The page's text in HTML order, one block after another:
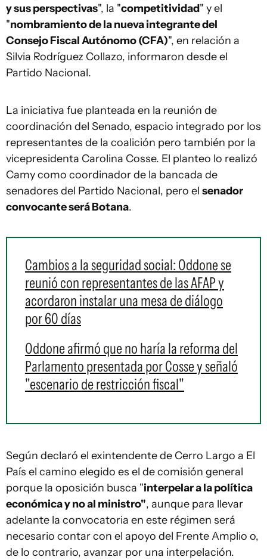
y sus perspectivas", la "competitividad" y el
"nombramiento de la nueva integrante del
Consejo Fiscal Autónomo (CFA)", en relación a
Silvia Rodríguez Collazo, informaron desde el
Partido Nacional.
La iniciativa fue planteada en la reunión de
coordinación del Senado, espacio integrado por los
representantes de la coalición pero también por la
vicepresidenta Carolina Cosse. El planteo lo realizó
Camy como coordinador de la bancada de
senadores del Partido Nacional, pero el senador
convocante será Botana.
Cambios a la seguridad social: Oddone se
reunió con representantes de las AFAP y
acordaron instalar una mesa de diálogo
por 60 días
Oddone afirmó que no haría la reforma del
Parlamento presentada por Cosse y señaló
"escenario de restricción fiscal"
Según declaró el exintendente de Cerro Largo a El
País el camino elegido es el de comisión general
porque la oposición busca "interpelar a la política
económica y no al ministro", aunque para llevar
adelante la convocatoria en este régimen será
necesario contar con el apoyo del Frente Amplio o,
de lo contrario, avanzar por una interpelación.